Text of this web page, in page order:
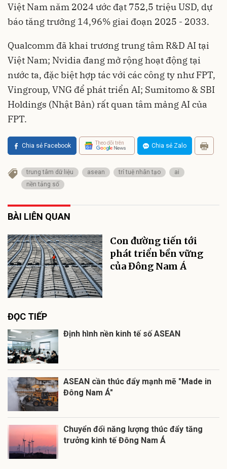
Việt Nam năm 2024 ước đạt 752,5 triệu USD, dự
báo tăng trưởng 14,96% giai đoạn 2025 - 2033.
Qualcomm đã khai trương trung tâm R&D AI tại
Việt Nam; Nvidia đang mở rộng hoạt động tại
nước ta, đặc biệt hợp tác với các công ty như FPT,
Vingroup, VNG để phát triển AI; Sumitomo & SBI
Holdings (Nhật Bản) rất quan tâm mảng AI của
FPT.
Chia sẻ Facebook Theo dõi trên Chia sẻ Zalo
trung tâm dữ liệu asean trí tuệ nhân tạo
ai
nền tảng số
BÀI LIÊN QUAN
Con đường tiến tới
phát triển bền vững
của Đông Nam Á
ĐỌC TIẾP
Định hình nền kinh tế số ASEAN
ASEAN cần thúc đẩy mạnh mẽ "Made in
Đông Nam Á"
Chuyển đổi năng lượng thúc đẩy tăng
trưởng kinh tế Đông Nam Á